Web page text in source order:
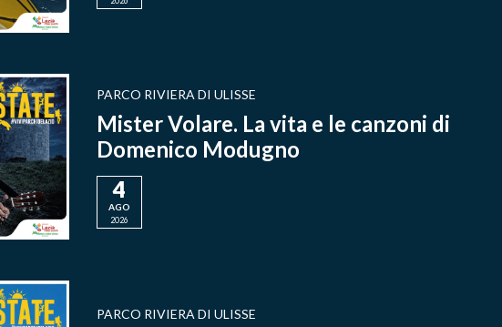
PARCO RIVIERA DI ULISSE
Mister Volare. La vita e le canzoni di
Domenico Modugno
4
AGO
2026
PARCO RIVIERA DI ULISSE